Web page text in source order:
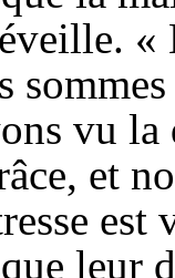
vu la
et
leur